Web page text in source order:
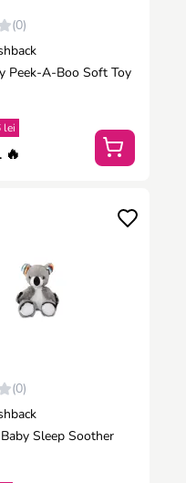
(0)
Peek-A-Boo Soft Toy
lei
(0)
Sleep Soother